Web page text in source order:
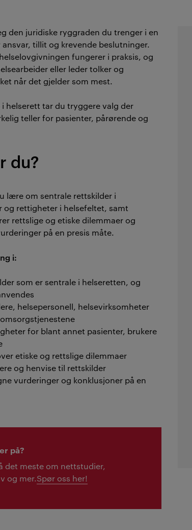
den juridiske ryggraden du trenger i en
tillit og krevende beslutninger.
fungerer i praksis, og
eller leder tolker og
når det gjelder som mest.
helserett tar du tryggere valg der
teller for pasienter, pårørende og
du?
lære om sentrale rettskilder i
og rettigheter i helsefeltet, samt
rettslige og etiske dilemmaer og
på en presis måte.
i:
som er sentrale i helseretten, og
helsepersonell, helsevirksomheter
for blant annet pasienter, brukere
etiske og rettslige dilemmaer
og henvise til rettskilder
vurderinger og konklusjoner på en
på?
det meste om nettstudier,
og mer.Spør oss her!